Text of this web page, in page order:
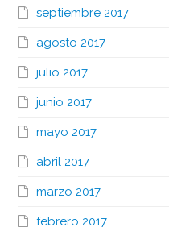
septiembre 2017
agosto 2017
julio 2017
junio 2017
mayo 2017
abril 2017
marzo 2017
febrero 2017